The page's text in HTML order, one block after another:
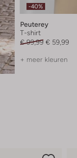
-40%
Peuterey
T-shirt
€ 99,99 € 59,99
+ meer kleuren